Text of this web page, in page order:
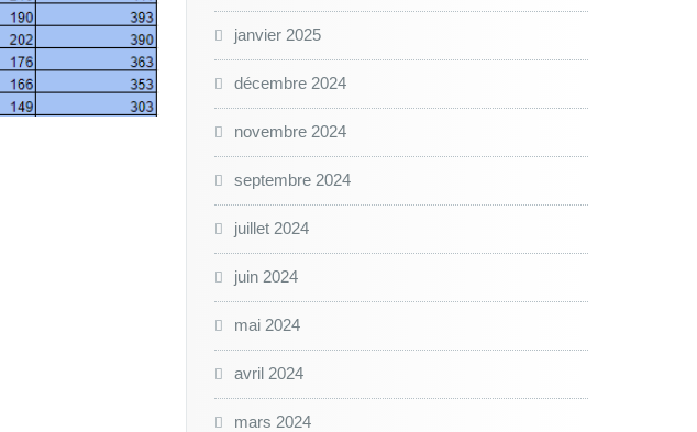
janvier 2025
décembre 2024
novembre 2024
septembre 2024
juillet 2024
juin 2024
mai 2024
avril 2024
mars 2024